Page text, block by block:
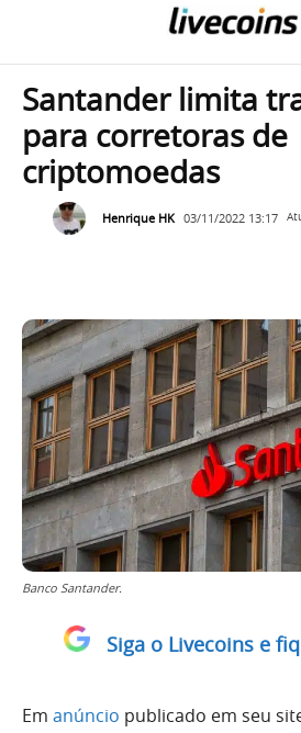
Santander limita
para corretoras de
criptomoedas
Henrique HK 03/11/2022 13:17
Banco Santander.
Siga o Livecoins e
Em anúncio publicado em seu